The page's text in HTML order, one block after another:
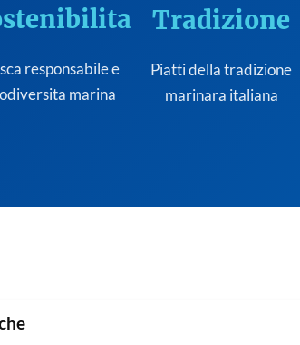
responsabile e
marina
Tradizione
Piatti della tradizione
marinara italiana